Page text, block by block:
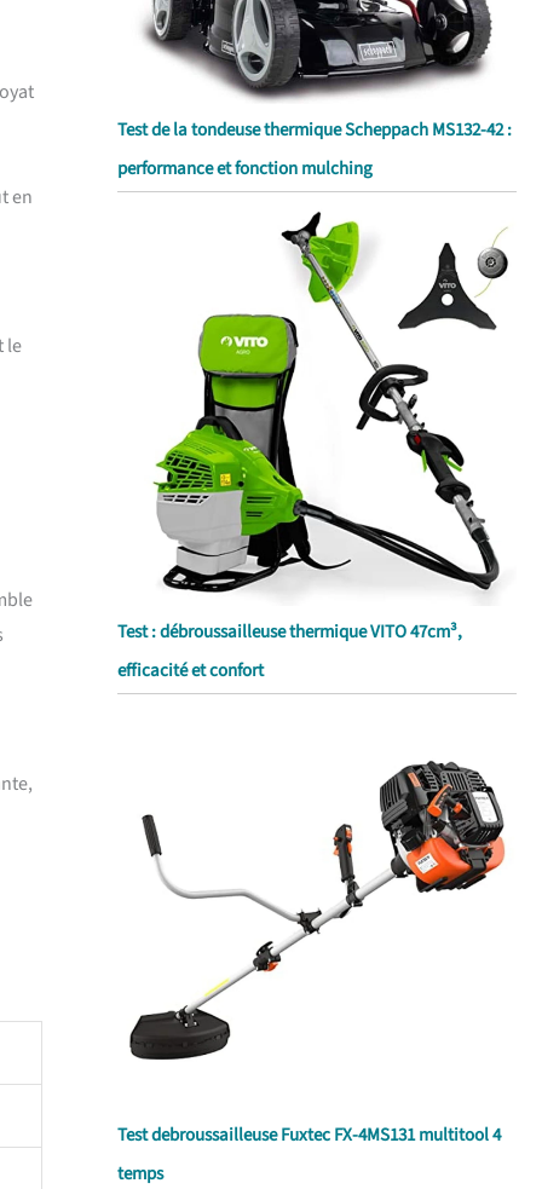
en
le
Test de la tondeuse thermique Scheppach MS132-42 :
performance et fonction mulching
Test : débroussailleuse thermique VITO 47cm³,
efficacité et confort
Test debroussailleuse Fuxtec FX-4MS131 multitool 4
temps